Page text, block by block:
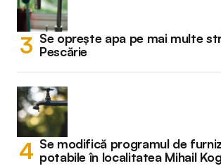
Se oprește apa pe mai multe
Pescărie
Se modifică programul de
potabile în localitatea Mihail